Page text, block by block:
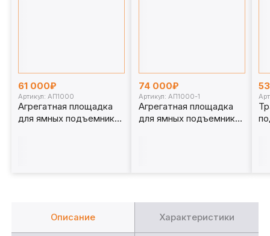
61 000₽
Артикул: АП1000
Агрегатная площадка
для ямных подъемников
74 000₽
Артикул: АП1000-1
Агрегатная площадка
для ямных подъемников
Описание Характеристики